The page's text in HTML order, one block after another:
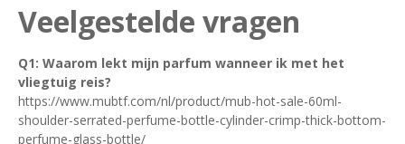
Veelgestelde vragen
Q1: Waarom lekt mijn parfum wanneer ik met het
vliegtuig reis?
https://www.mubtf.com/nl/product/mub-hot-sale-60ml-
shoulder-serrated-perfume-bottle-cylinder-crimp-thick-bottom-
perfume-glass-bottle/